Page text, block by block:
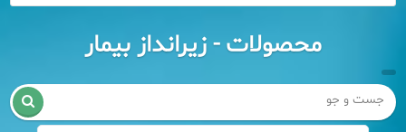
محصولات - زیرانداز بیمار
